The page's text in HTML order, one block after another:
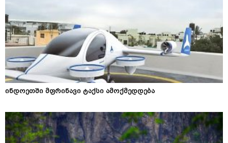
ინდოეთში მფრინავი ტაქსი ამოქმედდება